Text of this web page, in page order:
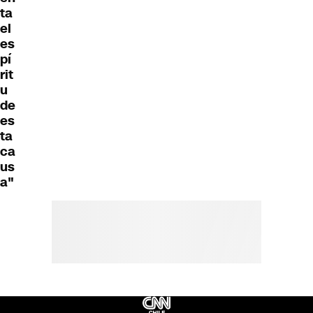
ta
el
es
pí
rit
u
de
es
ta
ca
us
a"